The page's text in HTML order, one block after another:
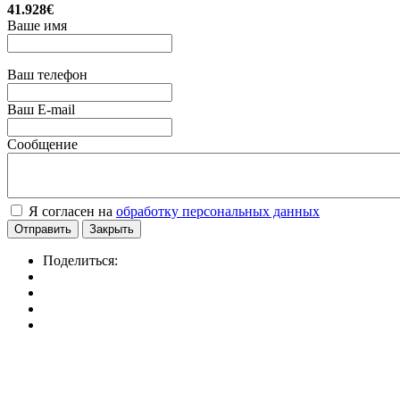
41.928€
Ваше имя
Ваш телефон
Ваш E-mail
Сообщение
Я согласен на обработку персональных данных
Отправить Закрыть
Поделиться: